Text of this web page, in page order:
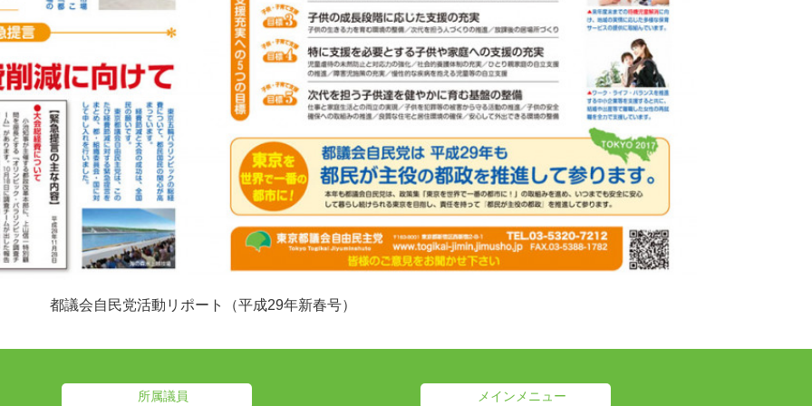
都議会自民党活動リポート（平成29年新春号）
所属議員 メインメニュー